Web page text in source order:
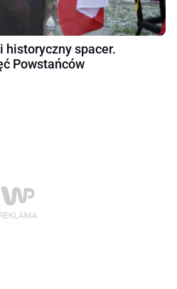
historyczny spacer.
Powstańców